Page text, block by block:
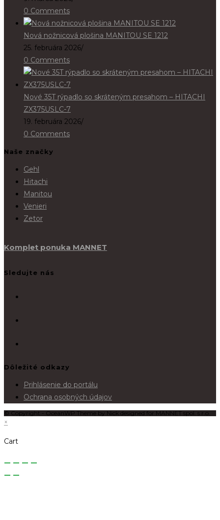
0 Comments
Nová nožnicová plošina MANITOU SE 1212
25. februára 2026/
0 Comments
Nové 35T rýpadlo so skráteným presahom – HITACHI
ZX375USLC-7
19. februára 2026/
0 Comments
Naše značky
Gehl
Hitachi
Manitou
Venieri
Zetor
Komplet ponuka MANNET
Sledujte nás
Dôležité odkazy
Prihlásenie do portálu
Ochrana osobných údajov
© Copyright - OceanWP Theme by Nick designed for MANNET spol. s r.o.
×
Cart